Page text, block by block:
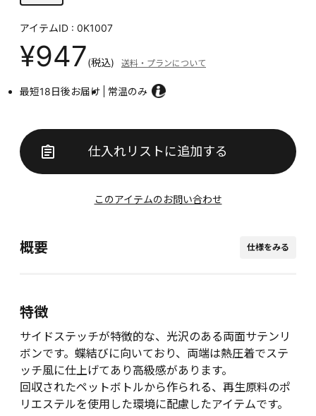
アイテムID : 0K1007
¥947(税込) 送料・プランについて
最短18日後お届け 常温のみ
仕入れリストに追加する
このアイテムのお問い合わせ
概要 仕様をみる
特徴
サイドステッチが特徴的な、光沢のある両面サテンリ
ボンです。蝶結びに向いており、両端は熱圧着でステ
ッチ風に仕上げてあり高級感があります。
回収されたペットボトルから作られる、再生原料のポ
リエステルを使用した環境に配慮したアイテムです。